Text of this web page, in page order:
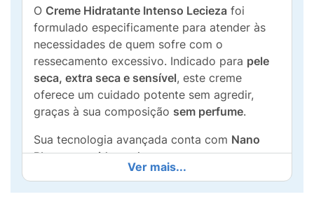
O Creme Hidratante Intenso Lecieza foi
formulado especificamente para atender às
necessidades de quem sofre com o
ressecamento excessivo. Indicado para pele
seca, extra seca e sensível, este creme
oferece um cuidado potente sem agredir,
graças à sua composição sem perfume.
Sua tecnologia avançada conta com Nano
Phytoceramidas, ativos que penetram
profundamente para proporcionar uma
hidratação prolongada. Além de hidratar, ele
Ver mais...